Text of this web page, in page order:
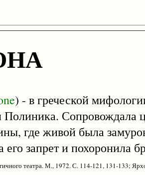
) - в греческой
Сопровождала
где живой была
его запрет и похоронила
театра. М., 1972. С. 114-121, 131-133;